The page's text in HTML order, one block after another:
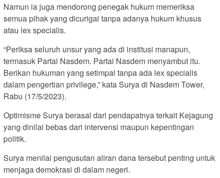
Namun ia juga mendorong penegak hukum memeriksa
semua pihak yang dicurigai tanpa adanya hukum khusus
atau lex specialis.
“Periksa seluruh unsur yang ada di institusi manapun,
termasuk Partai Nasdem. Partai Nasdem menyambut itu.
Berikan hukuman yang setimpal tanpa ada lex specialis
dalam pengertian privilege,” kata Surya di Nasdem Tower,
Rabu (17/5/2023).
Optimisme Surya berasal dari pendapatnya terkait Kejagung
yang dinilai bebas dari intervensi maupun kepentingan
politik.
Surya menilai pengusutan aliran dana tersebut penting untuk
menjaga demokrasi di dalam negeri.